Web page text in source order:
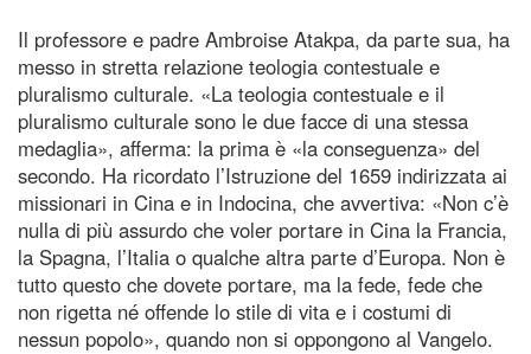
Il professore e padre Ambroise Atakpa, da parte sua, ha
messo in stretta relazione teologia contestuale e
pluralismo culturale. «La teologia contestuale e il
pluralismo culturale sono le due facce di una stessa
medaglia», afferma: la prima è «la conseguenza» del
secondo. Ha ricordato l’Istruzione del 1659 indirizzata ai
missionari in Cina e in Indocina, che avvertiva: «Non c’è
nulla di più assurdo che voler portare in Cina la Francia,
la Spagna, l’Italia o qualche altra parte d’Europa. Non è
tutto questo che dovete portare, ma la fede, fede che
non rigetta né offende lo stile di vita e i costumi di
nessun popolo», quando non si oppongono al Vangelo.